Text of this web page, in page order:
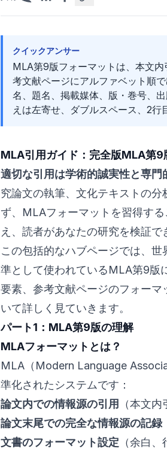
クイックアンサー
MLA第9版フォーマットは、本文
考文献ページにアルファベット順
名、題名、掲載媒体、版・巻号、
えは左寄せ、ダブルスペース、2行
MLA引用ガイド：完全版MLA第9
適切な引用は学術的誠実性と専門
究論文の執筆、文化テキストの
ず、MLAフォーマットを習得す
え、読者があなたの研究を検証で
この包括的なハブページでは、
準として使われているMLA第9版
要素、参考文献ページのフォー
いて詳しく見ていきます。
パート1：MLA第9版の理解
MLAフォーマットとは？
MLA（Modern Language
準化されたシステムです：
論文内での情報源の引用
（本文内
論文末尾での完全な情報源の記録
文書のフォーマット設定 （余白